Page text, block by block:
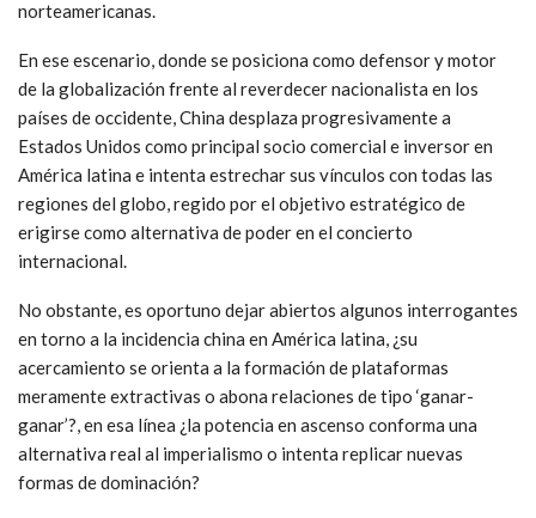
norteamericanas.
En ese escenario, donde se posiciona como defensor y motor
de la globalización frente al reverdecer nacionalista en los
países de occidente, China desplaza progresivamente a
Estados Unidos como principal socio comercial e inversor en
América latina e intenta estrechar sus vínculos con todas las
regiones del globo, regido por el objetivo estratégico de
erigirse como alternativa de poder en el concierto
internacional.
No obstante, es oportuno dejar abiertos algunos interrogantes
en torno a la incidencia china en América latina, ¿su
acercamiento se orienta a la formación de plataformas
meramente extractivas o abona relaciones de tipo ‘ganar-
ganar’?, en esa línea ¿la potencia en ascenso conforma una
alternativa real al imperialismo o intenta replicar nuevas
formas de dominación?